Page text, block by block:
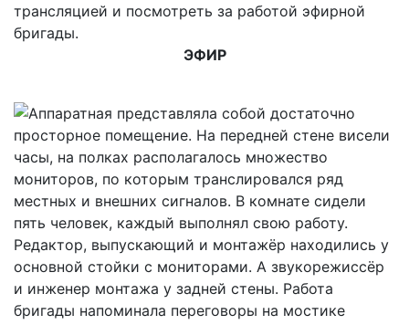
трансляцией и посмотреть за работой эфирной
бригады.
ЭФИР
Аппаратная представляла собой достаточно
просторное помещение. На передней стене висели
часы, на полках располагалось множество
мониторов, по которым транслировался ряд
местных и внешних сигналов. В комнате сидели
пять человек, каждый выполнял свою работу.
Редактор, выпускающий и монтажёр находились у
основной стойки с мониторами. А звукорежиссёр
и инженер монтажа у задней стены. Работа
бригады напоминала переговоры на мостике